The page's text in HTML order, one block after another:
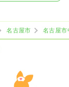
名古屋市
名古屋市